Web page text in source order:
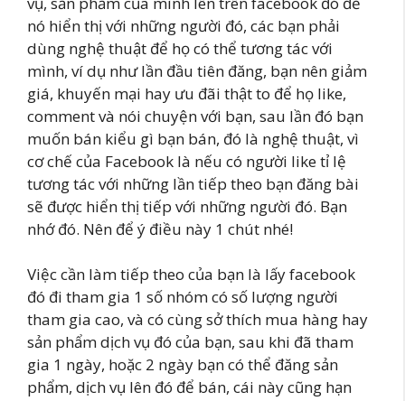
nó hiển thị với những người đó, các bạn phải
dùng nghệ thuật để họ có thể tương tác với
mình, ví dụ như lần đầu tiên đăng, bạn nên giảm
giá, khuyến mại hay ưu đãi thật to để họ like,
comment và nói chuyện với bạn, sau lần đó bạn
muốn bán kiểu gì bạn bán, đó là nghệ thuật, vì
cơ chế của Facebook là nếu có người like tỉ lệ
tương tác với những lần tiếp theo bạn đăng bài
sẽ được hiển thị tiếp với những người đó. Bạn
nhớ đó. Nên để ý điều này 1 chút nhé!
Việc cần làm tiếp theo của bạn là lấy facebook
đó đi tham gia 1 số nhóm có số lượng người
tham gia cao, và có cùng sở thích mua hàng hay
sản phẩm dịch vụ đó của bạn, sau khi đã tham
gia 1 ngày, hoặc 2 ngày bạn có thể đăng sản
phẩm, dịch vụ lên đó để bán, cái này cũng hạn